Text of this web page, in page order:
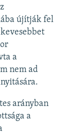
újítják fel
a
nem ad
arányban
a